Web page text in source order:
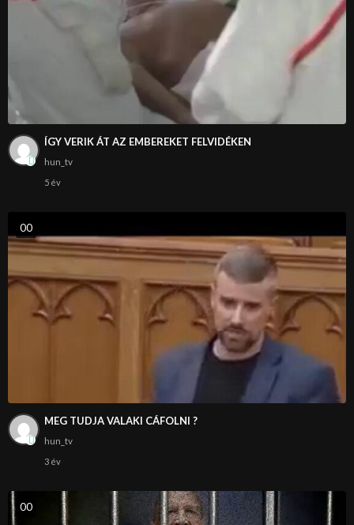
ÍGY VERIK ÁT AZ EMBEREKET FELVIDÉKEN
hun_tv
5 év
00
MEG TUDJA VALAKI CÁFOLNI ?
hun_tv
3 év
00